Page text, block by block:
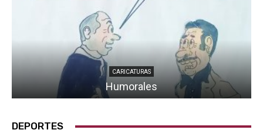
CARICATURAS
Humorales
DEPORTES